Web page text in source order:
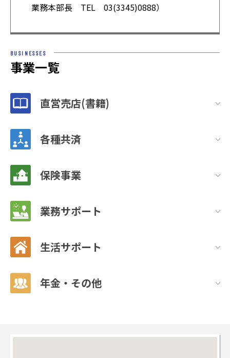
業務本部長 TEL 03(3345)0888）
BUSINESSES
事業一覧
直営売店(書籍)
各種共済
保険事業
業務サポート
生活サポート
年金・その他